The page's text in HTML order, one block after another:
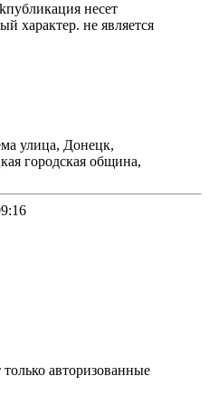
несет
характер. не является
улица, Донецк,
городская община,
авторизованные